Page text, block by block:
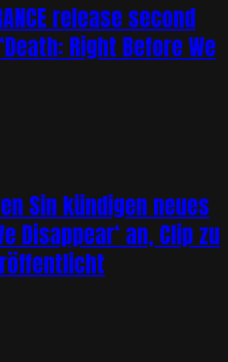
release second
Right Before We
Sin kündigen neues
Disappear‘ an, Clip zu